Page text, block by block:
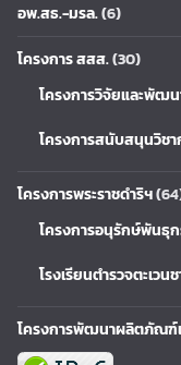
อพ.สธ.-มรล.(6)
โครงการ สสส.(30)
โครงการวิจัยและพัฒ
โครงการสนับสนุนวิช
โครงการพระราชดำริฯ
โครงการอนุรักษ์พันธุ
โรงเรียนตำรวจตะเวน
โครงการพัฒนาผลิตภัณฑ์